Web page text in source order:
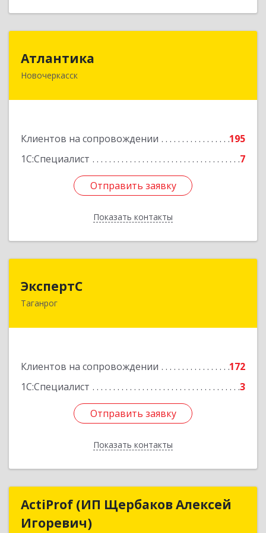
Атлантика
Новочеркасск
Клиентов на сопровождении
195
1С:Специалист
7
Отправить заявку
Показать контакты
346428, Ростовская обл, Новочеркасск г,
Отправить заявку
Назад
ЭкспертС
Таганрог
Клиентов на сопровождении
172
1С:Специалист
3
Отправить заявку
Показать контакты
Отправить заявку
Назад
ActiProf (ИП Щербаков Алексей
Игоревич)
ActiProf (ИП Щербаков Алексей